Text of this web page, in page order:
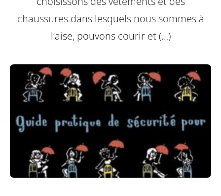
chaussures dans lesquels nous sommes à
l’aise, pouvons courir et (…)